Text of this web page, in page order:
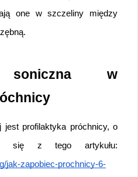
one w szczeliny między
soniczna w
jest profilaktyka próchnicy, o
jak-zapobiec-prochnicy-6-